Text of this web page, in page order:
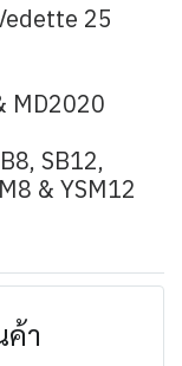
25
MD2020
SB12,
& YSM12
า